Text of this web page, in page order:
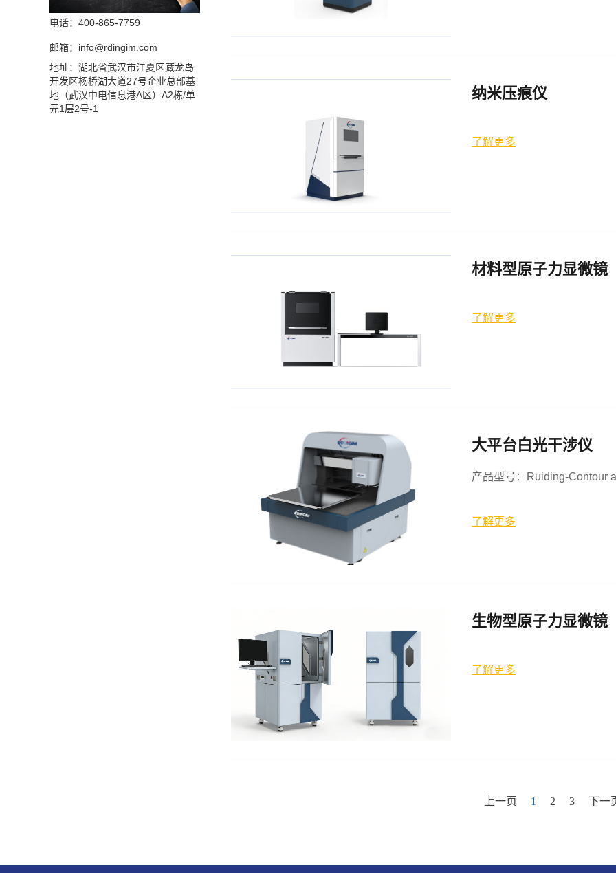
电话：400-865-7759
邮箱：info@rdingim.com
地址：湖北省武汉市江夏区藏龙岛
开发区杨桥湖大道27号企业总部基
地（武汉中电信息港A区）A2栋/单
元1层2号-1
纳米压痕仪
了解更多
材料型原子力显微镜
了解更多
大平台白光干涉仪
产品型号：Ruiding-Contour
了解更多
生物型原子力显微镜
了解更多
上一页 1 2 3 下一